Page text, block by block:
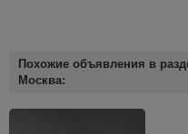
Похожие объявления в
Москва: